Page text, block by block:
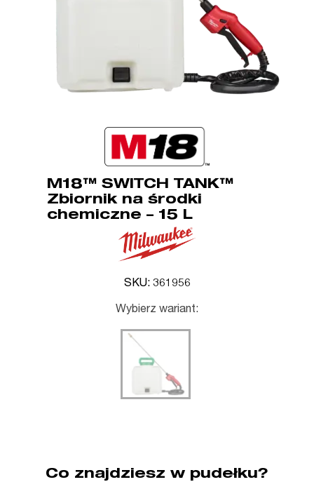
M18™ SWITCH TANK™
Zbiornik na środki
chemiczne – 15 L
SKU: 361956
Wybierz wariant:
Co znajdziesz w pudełku?